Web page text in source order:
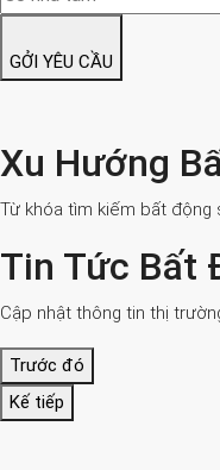
GỞI YÊU CẦU
Xu Hướng
Từ khóa tìm kiếm bất động
Tin Tức Bất
Cập nhật thông tin thị
Trước đó
Kế tiếp